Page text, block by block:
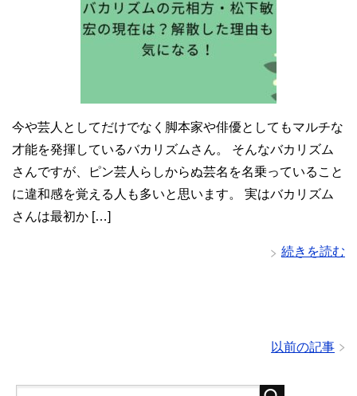
今や芸人としてだけでなく脚本家や俳優としてもマルチな
才能を発揮しているバカリズムさん。 そんなバカリズム
さんですが、ピン芸人らしからぬ芸名を名乗っていること
に違和感を覚える人も多いと思います。 実はバカリズム
さんは最初か […]
続きを読む
以前の記事